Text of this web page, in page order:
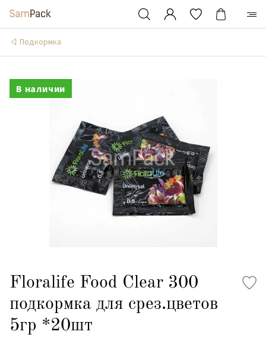
Подкормка
В наличии
Floralife Food Clear 300
подкормка для срез.цветов
5гр *20шт